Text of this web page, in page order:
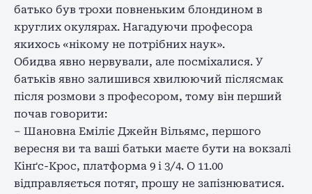
батько був трохи повненьким блондином в
круглих окулярах. Нагадуючи професора
якихось «нікому не потрібних наук».
Обидва явно нервували, але посміхалися. У
батьків явно залишився хвилюючий післясмак
після розмови з професором, тому він перший
почав говорити:
– Шановна Еміліє Джейн Вільямс, першого
вересня ви та ваші батьки маєте бути на вокзалі
Кінґс-Крос, платформа 9 і 3/4. О 11.00
відправляється потяг, прошу не запізнюватися.